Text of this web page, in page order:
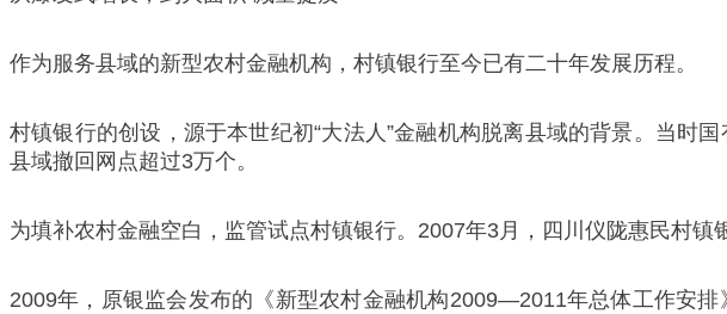
作为服务县域的新型农村金融机构，村镇银行至今已有二十年发展历程。
村镇银行的创设，源于本世纪初“大法人”金融机构脱离县域的背景。当时
县域撤回网点超过3万个。
为填补农村金融空白，监管试点村镇银行。2007年3月，四川仪陇惠民村
2009年，原银监会发布的《新型农村金融机构2009—2011年总体工作安